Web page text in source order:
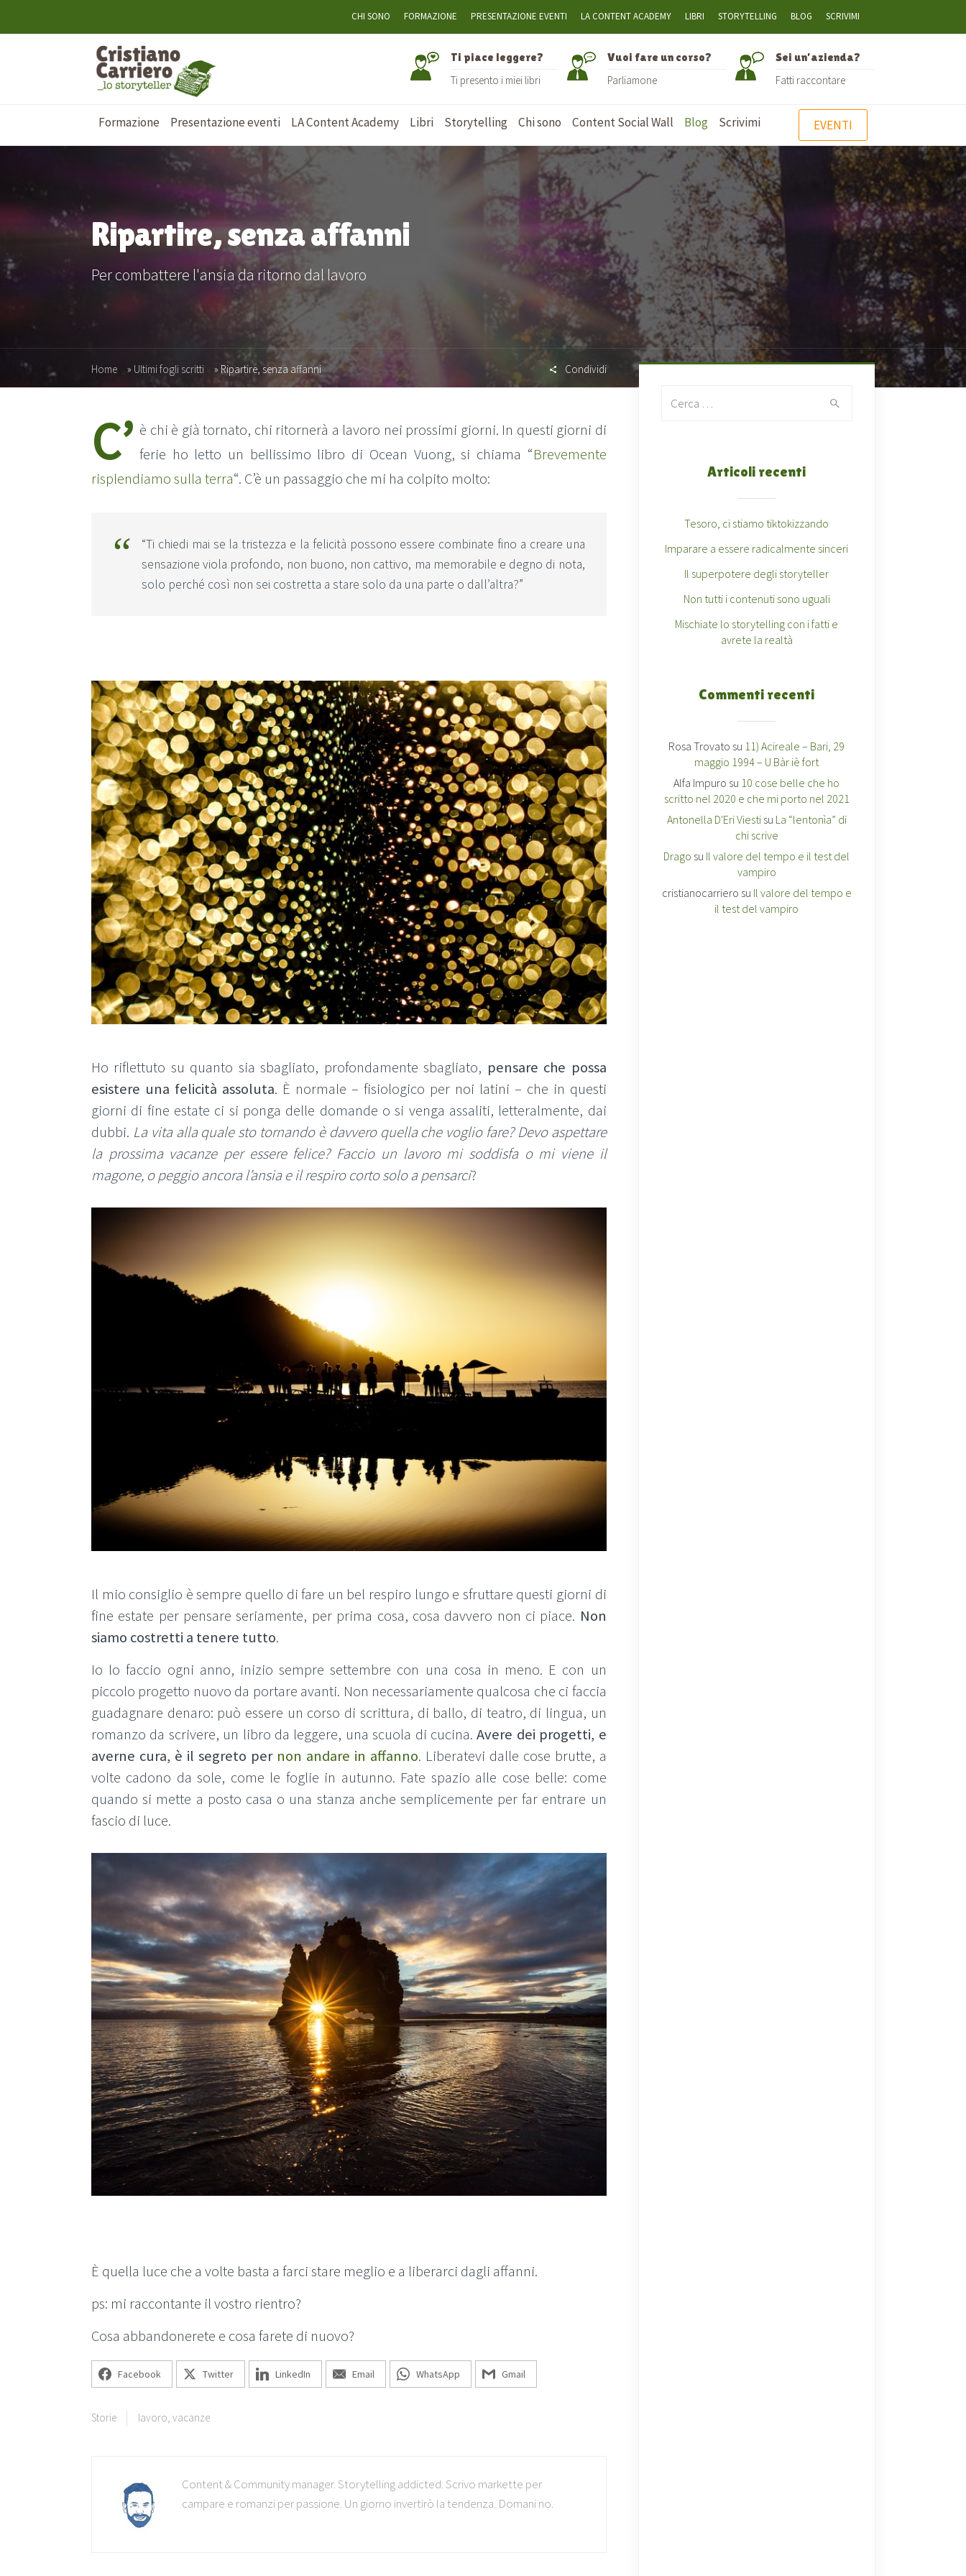
CHI SONO FORMAZIONE PRESENTAZIONE EVENTI LA CONTENT ACADEMY LIBRI STORYTELLING BLOG SCRIVIMI
Sei un’azienda?
Fatti raccontare
Vuoi fare un corso?
Parliamone
Ti piace leggere?
Ti presento i miei libri
Formazione Presentazione eventi LA Content Academy Libri Storytelling Chi sono Content Social Wall Blog Scrivimi EVENTI
Ripartire, senza affanni
Per combattere l'ansia da ritorno dal lavoro
Home » Ultimi fogli scritti » Ripartire, senza affanni Condividi
C’ è chi è già tornato, chi ritornerà a lavoro nei prossimi giorni. In questi giorni di
ferie ho letto un bellissimo libro di Ocean Vuong, si chiama “Brevemente
risplendiamo sulla terra“. C’è un passaggio che mi ha colpito molto:
“Ti chiedi mai se la tristezza e la felicità possono essere combinate fino a creare una
sensazione viola profondo, non buono, non cattivo, ma memorabile e degno di nota,
solo perché così non sei costretta a stare solo da una parte o dall’altra?”
Ho riflettuto su quanto sia sbagliato, profondamente sbagliato, pensare che possa
esistere una felicità assoluta. È normale – fisiologico per noi latini – che in questi
giorni di fine estate ci si ponga delle domande o si venga assaliti, letteralmente, dai
dubbi. La vita alla quale sto tornando è davvero quella che voglio fare? Devo aspettare
la prossima vacanze per essere felice? Faccio un lavoro mi soddisfa o mi viene il
magone, o peggio ancora l’ansia e il respiro corto solo a pensarci?
Il mio consiglio è sempre quello di fare un bel respiro lungo e sfruttare questi giorni di
fine estate per pensare seriamente, per prima cosa, cosa davvero non ci piace. Non
siamo costretti a tenere tutto.
Io lo faccio ogni anno, inizio sempre settembre con una cosa in meno. E con un
piccolo progetto nuovo da portare avanti. Non necessariamente qualcosa che ci faccia
guadagnare denaro: può essere un corso di scrittura, di ballo, di teatro, di lingua, un
romanzo da scrivere, un libro da leggere, una scuola di cucina.Avere dei progetti, e
averne cura, è il segreto per non andare in affanno. Liberatevi dalle cose brutte, a
volte cadono da sole, come le foglie in autunno. Fate spazio alle cose belle: come
quando si mette a posto casa o una stanza anche semplicemente per far entrare un
fascio di luce.
È quella luce che a volte basta a farci stare meglio e a liberarci dagli affanni.
ps: mi raccontante il vostro rientro?
Cosa abbandonerete e cosa farete di nuovo?
Facebook Twitter LinkedIn Email WhatsApp Gmail
Storie lavoro, vacanze
Content & Community manager. Storytelling addicted. Scrivo markette per
campare e romanzi per passione. Un giorno invertirò la tendenza. Domani no.
Articoli recenti
Tesoro, ci stiamo tiktokizzando
Imparare a essere radicalmente sinceri
Il superpotere degli storyteller
Non tutti i contenuti sono uguali
Mischiate lo storytelling con i fatti e
avrete la realtà
Commenti recenti
Rosa Trovato su 11) Acireale – Bari, 29
maggio 1994 – U Bàr iè fort
Alfa Impuro su 10 cose belle che ho
scritto nel 2020 e che mi porto nel 2021
Antonella D'Eri Viestisu La “lentonìa” di
chi scrive
Drago su Il valore del tempo e il test del
vampiro
cristianocarriero su Il valore del tempo e
il test del vampiro